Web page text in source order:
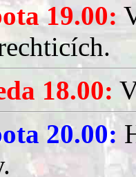
19.00:
18.00:
20.00: